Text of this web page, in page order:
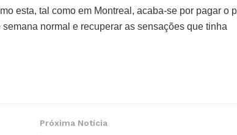
esta, tal como em Montreal, acaba-se por pagar o
normal e recuperar as sensações que tinha
Próxima Notícia